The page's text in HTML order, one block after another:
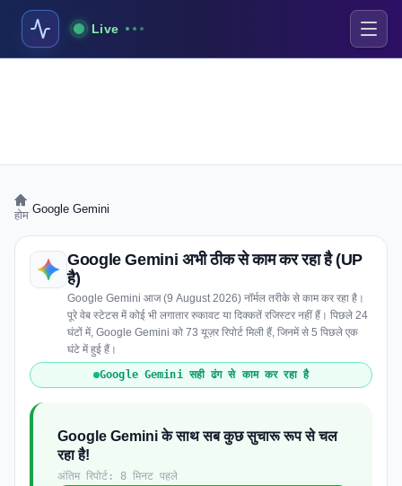
Live
होम Google Gemini
Google Gemini अभी ठीक से काम कर रहा है (UP
है)
Google Gemini आज (9 August 2026) नॉर्मल तरीके से काम कर रहा है।
पूरे वेब स्टेटस में कोई भी लगातार रुकावट या दिक्कतें रजिस्टर नहीं हैं। पिछले 24
घंटों में, Google Gemini को 73 यूज़र रिपोर्ट मिली हैं, जिनमें से 5 पिछले एक
घंटे में हुई हैं।
Google Gemini सही ढंग से काम कर रहा है
Google Gemini के साथ सब कुछ सुचारू रूप से चल
रहा है!
अंतिम रिपोर्ट: 8 मिनट पहले